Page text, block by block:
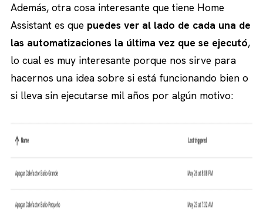
Además, otra cosa interesante que tiene Home
Assistant es que puedes ver al lado de cada una de
las automatizaciones la última vez que se ejecutó,
lo cual es muy interesante porque nos sirve para
hacernos una idea sobre si está funcionando bien o
si lleva sin ejecutarse mil años por algún motivo: